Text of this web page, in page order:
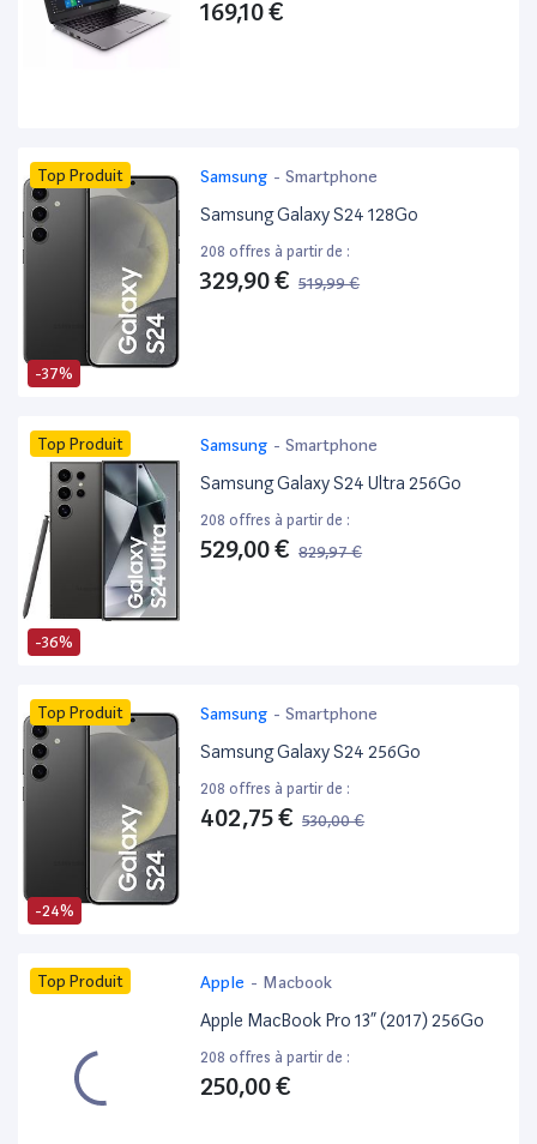
169,10 €
-37%
Top Produit Samsung - Smartphone
Samsung Galaxy S24 128Go
208 offres à partir de :
329,90 € 519,99 €
-36%
Top Produit Samsung - Smartphone
Samsung Galaxy S24 Ultra 256Go
208 offres à partir de :
529,00 € 829,97 €
-24%
Top Produit Samsung - Smartphone
Samsung Galaxy S24 256Go
208 offres à partir de :
402,75 € 530,00 €
Top Produit Apple - Macbook
Apple MacBook Pro 13” (2017) 256Go
208 offres à partir de :
250,00 €